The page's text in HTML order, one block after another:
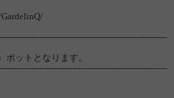
ポットとなります。